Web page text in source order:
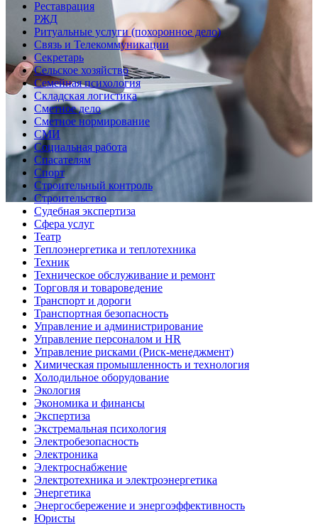
Реставрация
РЖД
Ритуальные услуги (похоронное дело)
Связь и Телекоммуникации
Секретарь
Сельское хозяйство
Семейная психология
Складская логистика
Сметное дело
Сметное нормирование
СМИ
Социальная работа
Спасателям
Спорт
Строительный контроль
Строительство
Судебная экспертиза
Сфера услуг
Театр
Теплоэнергетика и теплотехника
Техник
Техническое обслуживание и ремонт
Торговля и товароведение
Транспорт и дороги
Транспортная безопасность
Управление и администрирование
Управление персоналом и HR
Управление рисками (Риск-менеджмент)
Химическая промышленность и технология
Холодильное оборудование
Экология
Экономика и финансы
Экспертиза
Экстремальная психология
Электробезопасность
Электроника
Электроснабжение
Электротехника и электроэнергетика
Энергетика
Энергосбережение и энергоэффективность
Юристы